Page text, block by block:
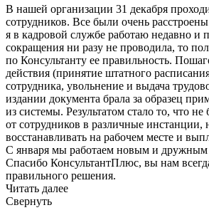
В нашей организации 31 декабря
сотрудников. Все были очень
я в кадровой службе работаю недавно и
сокращения ни разу не проводила, то
по Консультанту ее правильность.
действия (принятие штатного
сотрудника, увольнение и выдача
издании документа брала за образец
из системы. Результатом стало то, что
от сотрудников в различные инстанции,
восстанавливать на рабочем месте и
С января мы работаем новым и дружным
Спасибо КонсультантПлюс, вы нам
правильного решения.
Читать далее
Свернуть